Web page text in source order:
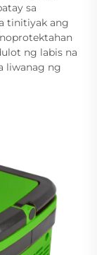
sa
tinitiyak ang
ng labis na
liwanag ng